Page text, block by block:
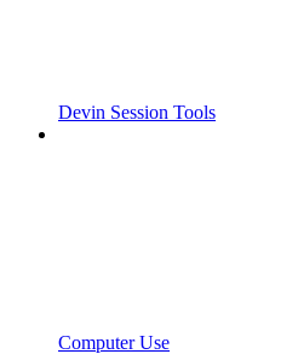
Devin Session Tools
Computer Use